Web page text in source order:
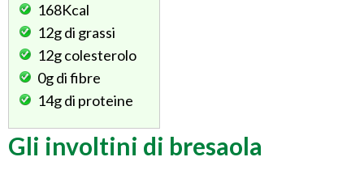
168Kcal
12gdi grassi
12gcolesterolo
0gdi fibre
14gdi proteine
Gli involtini di bresaola